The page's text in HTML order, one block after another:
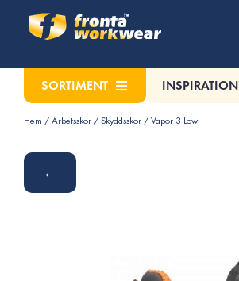
SORTIMENT INSPIRATION
Hem / Arbetsskor / Skyddsskor / Vapor 3 Low
←